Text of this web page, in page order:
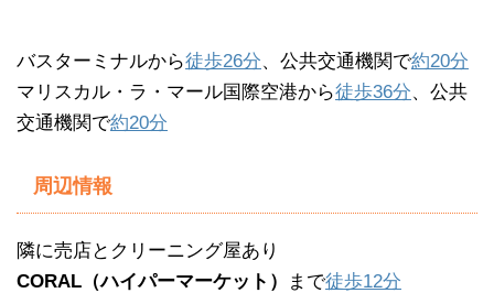
バスターミナルから徒歩26分、公共交通機関で約20分
マリスカル・ラ・マール国際空港から徒歩36分、公共
交通機関で約20分
周辺情報
隣に売店とクリーニング屋あり
CORAL（ハイパーマーケット）
まで徒歩12分